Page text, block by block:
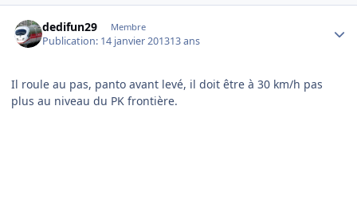
dedifun29 Membre
Publication: 14 janvier 201313 ans
Il roule au pas, panto avant levé, il doit être à 30 km/h pas
plus au niveau du PK frontière.